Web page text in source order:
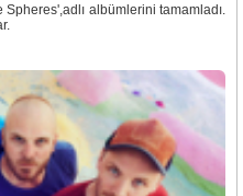
albümlerini tamamladı.